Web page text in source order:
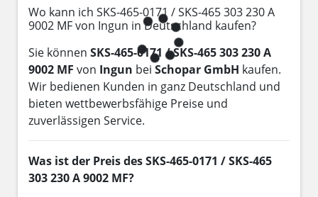
Wo kann ich SKS-465-0171 / SKS-465 303 230 A
9002 MF von Ingun in Deutschland kaufen?
Sie können SKS-465-0171 / SKS-465 303 230 A
9002 MF von Ingun bei Schopar GmbH kaufen.
Wir bedienen Kunden in ganz Deutschland und
bieten wettbewerbsfähige Preise und
zuverlässigen Service.
Was ist der Preis des SKS-465-0171 / SKS-465
303 230 A 9002 MF?